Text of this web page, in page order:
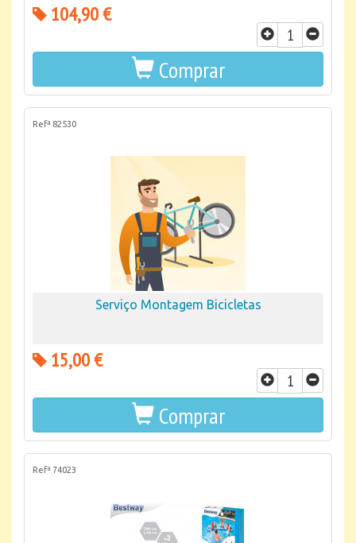
104,90 €
Comprar
Refª 82530
Serviço Montagem Bicicletas
15,00 €
Comprar
Refª 74023